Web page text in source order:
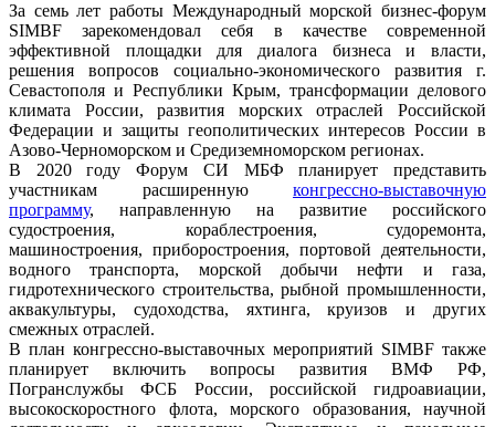
За семь лет работы Международный морской бизнес-форум
SIMBF зарекомендовал себя в качестве современной
эффективной площадки для диалога бизнеса и власти,
решения вопросов социально-экономического развития г.
Севастополя и Республики Крым, трансформации делового
климата России, развития морских отраслей Российской
Федерации и защиты геополитических интересов России в
Азово-Черноморском и Средиземноморском регионах.
В 2020 году Форум СИ МБФ планирует представить
участникам расширенную конгрессно-выставочную
программу, направленную на развитие российского
судостроения, кораблестроения, судоремонта,
машиностроения, приборостроения, портовой деятельности,
водного транспорта, морской добычи нефти и газа,
гидротехнического строительства, рыбной промышленности,
аквакультуры, судоходства, яхтинга, круизов и других
смежных отраслей.
В план конгрессно-выставочных мероприятий SIMBF также
планирует включить вопросы развития ВМФ РФ,
Погранслужбы ФСБ России, российской гидроавиации,
высокоскоростного флота, морского образования, научной